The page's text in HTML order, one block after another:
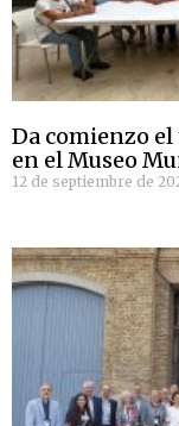
Da comienzo
en el Museo
12 de septiembre de